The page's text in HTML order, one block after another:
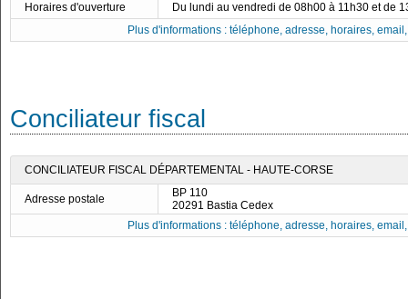
Horaires d'ouverture
Du lundi au vendredi de 08h00 à 11h30 et de
Plus d'informations : téléphone, adresse, horaires,
Conciliateur fiscal
CONCILIATEUR FISCAL DÉPARTEMENTAL - HAUTE-CORSE
Adresse postale
BP 110
20291 Bastia Cedex
Plus d'informations : téléphone, adresse, horaires,